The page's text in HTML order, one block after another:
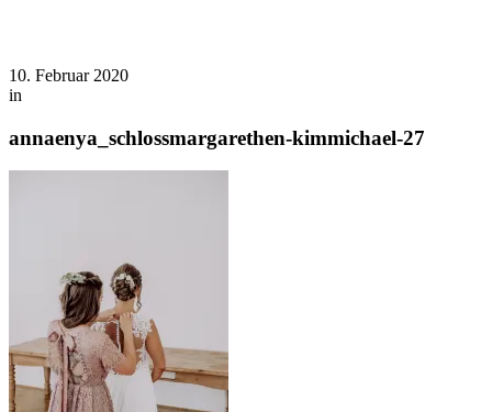
10. Februar 2020
in
annaenya_schlossmargarethen-kimmichael-27